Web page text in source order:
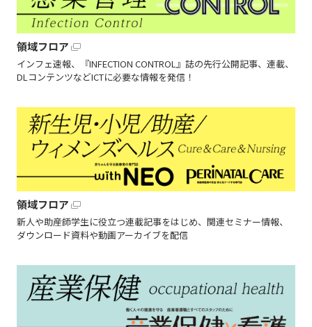
領域フロア
インフェ速報、『INFECTION CONTROL』誌の先行公開記事、連載、
DLコンテンツなどICTに必要な情報を発信！
領域フロア
新人や助産師学生に役立つ連載記事をはじめ、関連セミナー情報、
ダウンロード資料や動画アーカイブを配信